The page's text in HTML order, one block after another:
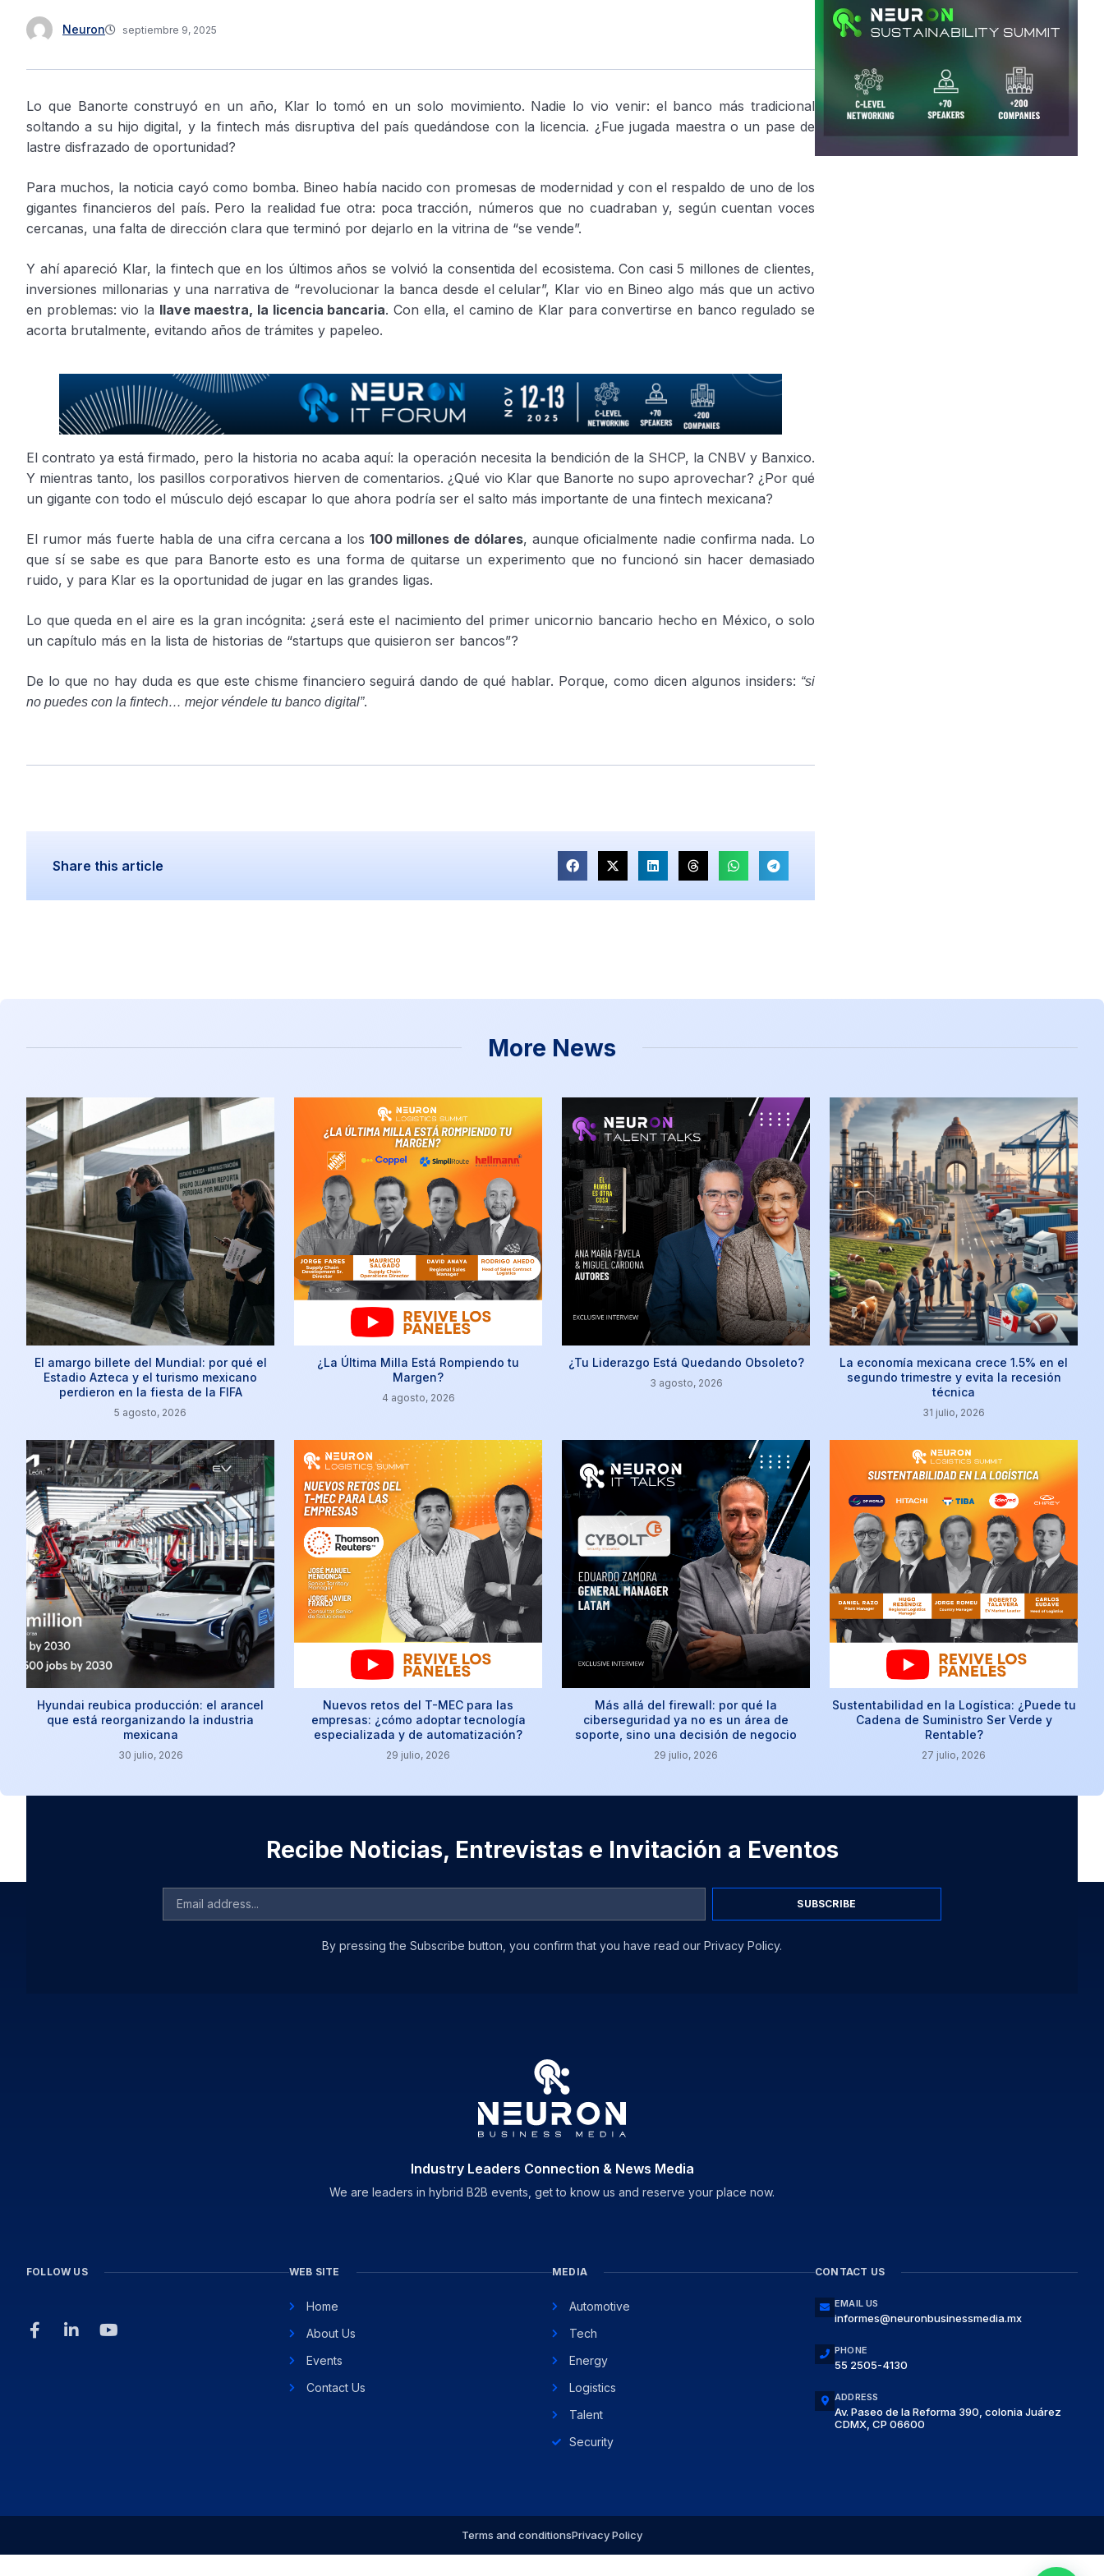
Neuron septiembre 9, 2025
Lo que Banorte construyó en un año, Klar lo tomó en un solo movimiento. Nadie lo vio venir: el banco más tradicional
soltando a su hijo digital, y la fintech más disruptiva del país quedándose con la licencia. ¿Fue jugada maestra o un pase de
lastre disfrazado de oportunidad?
Para muchos, la noticia cayó como bomba. Bineo había nacido con promesas de modernidad y con el respaldo de uno de los
gigantes financieros del país. Pero la realidad fue otra: poca tracción, números que no cuadraban y, según cuentan voces
cercanas, una falta de dirección clara que terminó por dejarlo en la vitrina de “se vende”.
Y ahí apareció Klar, la fintech que en los últimos años se volvió la consentida del ecosistema. Con casi 5 millones de clientes,
inversiones millonarias y una narrativa de “revolucionar la banca desde el celular”, Klar vio en Bineo algo más que un activo
en problemas: vio la llave maestra, la licencia bancaria. Con ella, el camino de Klar para convertirse en banco regulado se
acorta brutalmente, evitando años de trámites y papeleo.
El contrato ya está firmado, pero la historia no acaba aquí: la operación necesita la bendición de la SHCP, la CNBV y Banxico.
Y mientras tanto, los pasillos corporativos hierven de comentarios. ¿Qué vio Klar que Banorte no supo aprovechar? ¿Por qué
un gigante con todo el músculo dejó escapar lo que ahora podría ser el salto más importante de una fintech mexicana?
El rumor más fuerte habla de una cifra cercana a los 100 millones de dólares, aunque oficialmente nadie confirma nada. Lo
que sí se sabe es que para Banorte esto es una forma de quitarse un experimento que no funcionó sin hacer demasiado
ruido, y para Klar es la oportunidad de jugar en las grandes ligas.
Lo que queda en el aire es la gran incógnita: ¿será este el nacimiento del primer unicornio bancario hecho en México, o solo
un capítulo más en la lista de historias de “startups que quisieron ser bancos”?
De lo que no hay duda es que este chisme financiero seguirá dando de qué hablar. Porque, como dicen algunos insiders: “si
no puedes con la fintech… mejor véndele tu banco digital”.
Share this article
More News
El amargo billete del Mundial: por qué el
Estadio Azteca y el turismo mexicano
perdieron en la fiesta de la FIFA
5 agosto, 2026
¿La Última Milla Está Rompiendo tu
Margen?
4 agosto, 2026
¿Tu Liderazgo Está Quedando Obsoleto?
3 agosto, 2026
La economía mexicana crece 1.5% en el
segundo trimestre y evita la recesión
técnica
31 julio, 2026
Hyundai reubica producción: el arancel
que está reorganizando la industria
mexicana
30 julio, 2026
Nuevos retos del T-MEC para las
empresas: ¿cómo adoptar tecnología
especializada y de automatización?
29 julio, 2026
Más allá del firewall: por qué la
ciberseguridad ya no es un área de
soporte, sino una decisión de negocio
29 julio, 2026
Sustentabilidad en la Logística: ¿Puede tu
Cadena de Suministro Ser Verde y
Rentable?
27 julio, 2026
Recibe Noticias, Entrevistas e Invitación a Eventos
SUBSCRIBE
By pressing the Subscribe button, you confirm that you have read our Privacy Policy.
Industry Leaders Connection & News Media
We are leaders in hybrid B2B events, get to know us and reserve your place now.
FOLLOW US WEB SITE
Home
About Us
Events
Contact Us
MEDIA
Automotive
Tech
Energy
Logistics
Talent
Security
CONTACT US
EMAIL US
informes@neuronbusinessmedia.mx
PHONE
55 2505-4130
ADDRESS
Av. Paseo de la Reforma 390, colonia Juárez
CDMX, CP 06600
Terms and conditionsPrivacy Policy